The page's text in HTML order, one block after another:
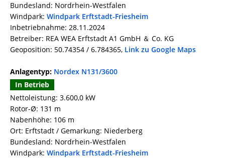
Bundesland: Nordrhein-Westfalen
Windpark: Windpark Erftstadt-Friesheim
Inbetriebnahme: 28.11.2024
Betreiber: REA WEA Erftstadt A1 GmbH ＆ Co. KG
Geoposition: 50.74354 / 6.784365, Link zu Google Maps
Anlagentyp: Nordex N131/3600
In Betrieb
Nettoleistung: 3.600,0 kW
Rotor-Ø: 131 m
Nabenhöhe: 106 m
Ort: Erftstadt / Gemarkung: Niederberg
Bundesland: Nordrhein-Westfalen
Windpark: Windpark Erftstadt-Friesheim